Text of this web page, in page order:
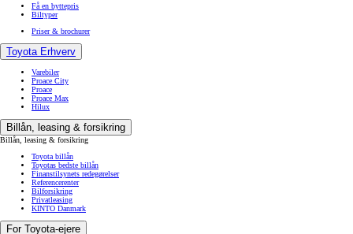
Få en byttepris
Biltyper
Priser & brochurer
Toyota Erhverv
Varebiler
Proace City
Proace
Proace Max
Hilux
Billån, leasing & forsikring
Billån, leasing & forsikring
Toyota billån
Toyotas bedste billån
Finanstilsynets redegørelser
Referencerenter
Bilforsikring
Privatleasing
KINTO Danmark
For Toyota-ejere